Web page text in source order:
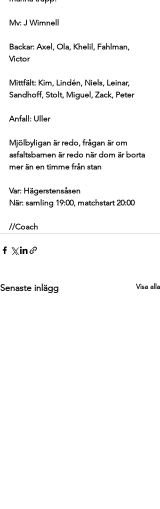
Mv: J Wimnell
Backar: Axel, Ola, Khelil, Fahlman,
Victor
Mittfält: Kim, Lindén, Niels, Leinar,
Sandhoff, Stolt, Miguel, Zack, Peter
Anfall: Uller
Mjölbyligan är redo, frågan är om
asfaltsbarnen är redo när dom är borta
mer än en timme från stan
Var: Hägerstensåsen
När: samling 19:00, matchstart 20:00
//Coach
Senaste inlägg Visa alla